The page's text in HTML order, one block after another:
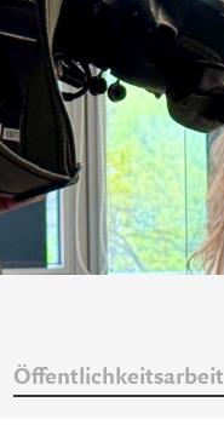
Öffentlichkeitsarbeit